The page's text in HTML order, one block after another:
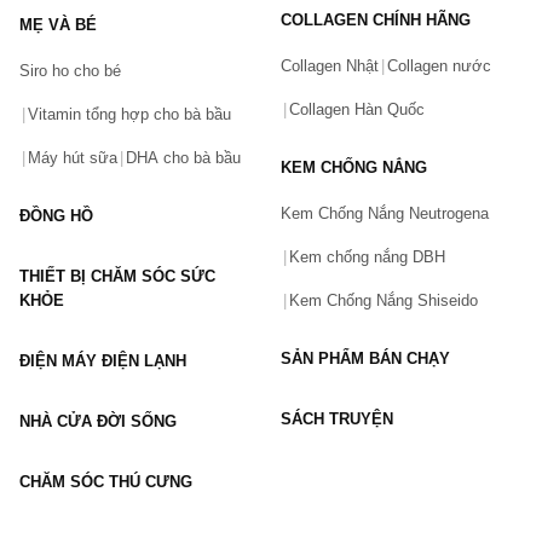
Vấn đề(*)
MẸ VÀ BÉ
Siro ho cho bé
Vitamin tổng hợp cho bà bầu
Máy hút sữa DHA cho bà bầu
ĐỒNG HỒ
THIẾT BỊ CHĂM SÓC SỨC
KHỎE
ĐIỆN MÁY ĐIỆN LẠNH
NHÀ CỬA ĐỜI SỐNG
CHĂM SÓC THÚ CƯNG
COLLAGEN CHÍNH HÃNG
Collagen Nhật Collagen nước
Collagen Hàn Quốc
KEM CHỐNG NẮNG
Kem Chống Nắng Neutrogena
Kem chống nắng DBH
Kem Chống Nắng Shiseido
SẢN PHẨM BÁN CHẠY
SÁCH TRUYỆN